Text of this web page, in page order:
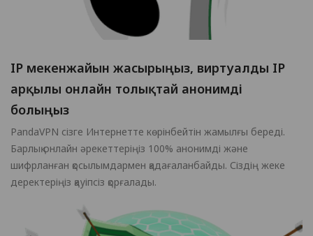
IP мекенжайын жасырыңыз, виртуалды IP
арқылы онлайн толықтай анонимді
болыңыз
PandaVPN сізге Интернетте көрінбейтін жамылғы береді.
Барлық онлайн әрекеттеріңіз 100% анонимді және
шифрланған қосылымдармен қадағаланбайды. Сіздің жеке
деректеріңіз қауіпсіз қорғалады.